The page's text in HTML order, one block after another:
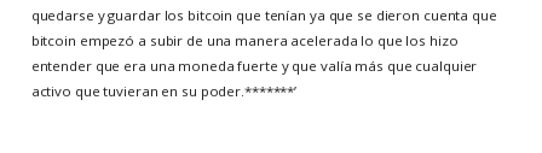
quedarse y guardar los bitcoin que tenían ya que se dieron cuenta que
bitcoin empezó a subir de una manera acelerada lo que los hizo
entender que era una moneda fuerte y que valía más que cualquier
activo que tuvieran en su poder.*******’